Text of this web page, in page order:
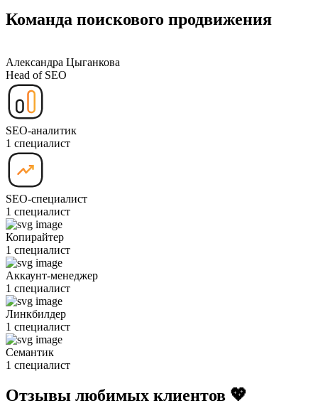
Команда поискового продвижения
Александра Цыганкова
Head of SEO
SEO-аналитик
1 специалист
SEO-специалист
1 специалист
Копирайтер
1 специалист
Аккаунт-менеджер
1 специалист
Линкбилдер
1 специалист
Семантик
1 специалист
Отзывы любимых клиентов 💖